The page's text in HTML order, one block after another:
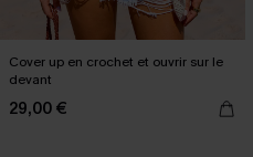
Cover up en crochet et ouvrir sur le
devant
29,00 €